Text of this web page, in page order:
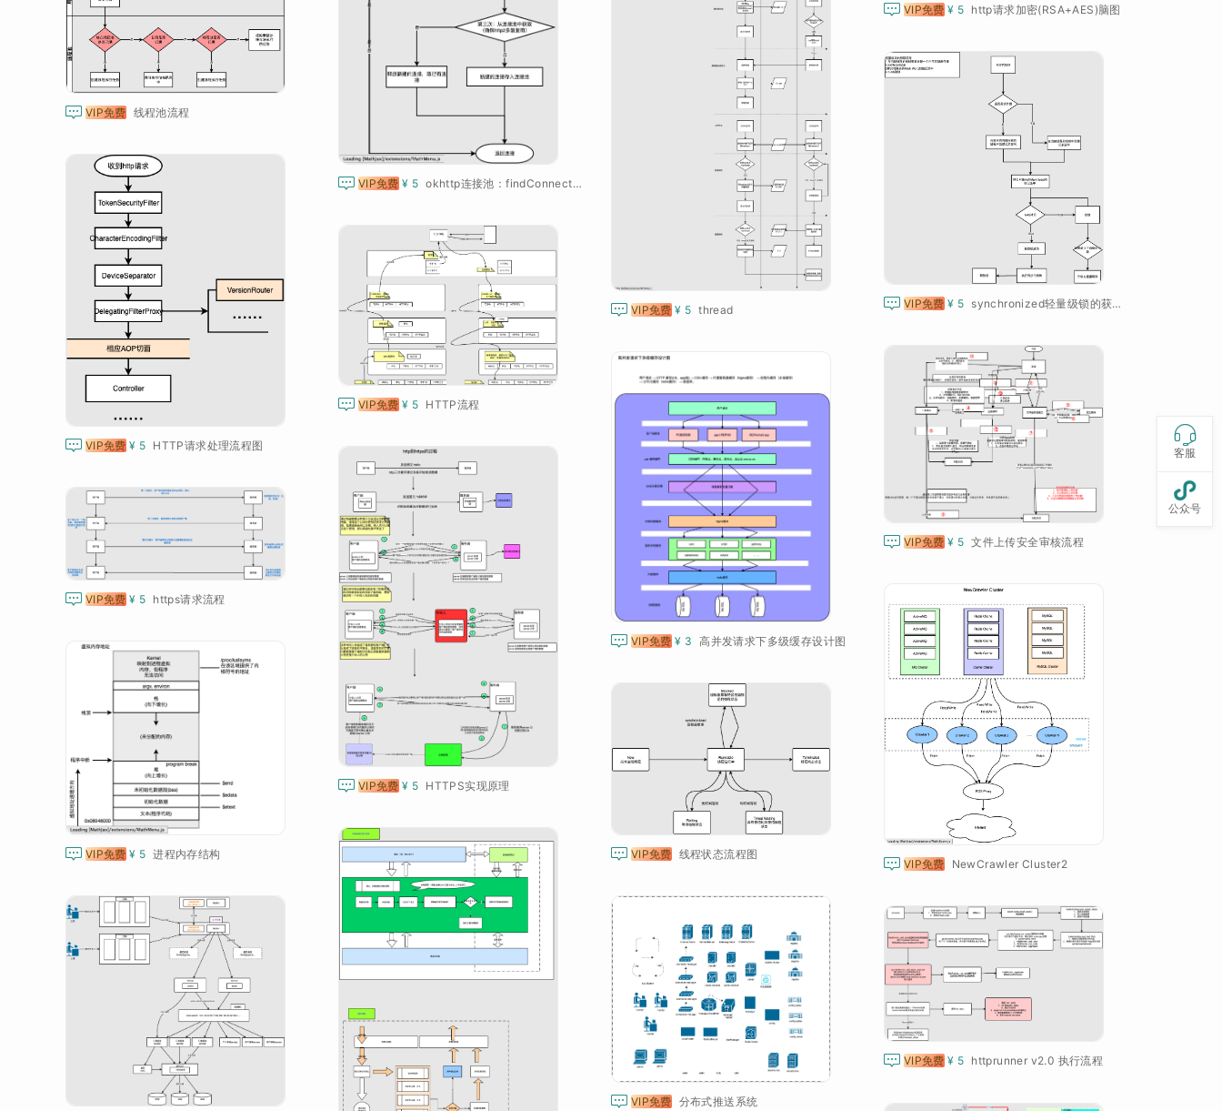
 VIP免费 ¥ 5 okhttp连接池：findConnection
 VIP免费 ¥ 5 http请求加密(RSA+AES)脑图
 VIP免费 ¥ 5 thread
 VIP免费 线程池流程
 VIP免费 ¥ 5 synchronized轻量级锁的获取流程
 VIP免费 ¥ 5 HTTP请求处理流程图
 VIP免费 ¥ 5 HTTP流程
 VIP免费 ¥ 5 文件上传安全审核流程
 VIP免费 ¥ 3 高并发请求下多级缓存设计图
 VIP免费 ¥ 5 HTTPS实现原理
 VIP免费 ¥ 5 https请求流程
 VIP免费 NewCrawler Cluster2
 VIP免费 ¥ 5 进程内存结构  VIP免费 线程状态流程图
 VIP免费 分布式推送系统
 VIP免费 ¥ 5 httprunner v2.0 执行流程

客服

公众号